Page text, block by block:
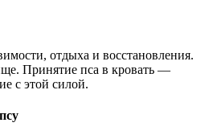
отдыха и восстановления.
Принятие пса в кровать —
с этой силой.